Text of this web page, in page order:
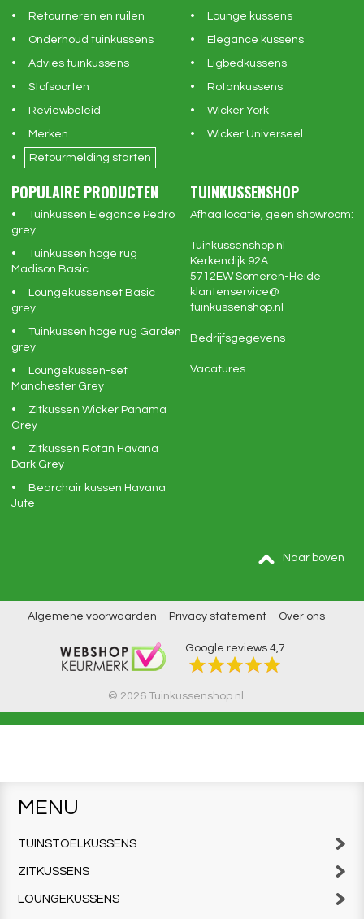
Retourneren en ruilen
Onderhoud tuinkussens
Advies tuinkussens
Stofsoorten
Reviewbeleid
Merken
Retourmelding starten
Lounge kussens
Elegance kussens
Ligbedkussens
Rotankussens
Wicker York
Wicker Universeel
POPULAIRE PRODUCTEN
Tuinkussen Elegance Pedro
grey
Tuinkussen hoge rug
Madison Basic
Loungekussenset Basic
grey
Tuinkussen hoge rug Garden
grey
Loungekussen-set
Manchester Grey
Zitkussen Wicker Panama
Grey
Zitkussen Rotan Havana
Dark Grey
Bearchair kussen Havana
Jute
TUINKUSSENSHOP
Afhaallocatie, geen showroom:
Tuinkussenshop.nl
Kerkendijk 92A
5712EW Someren-Heide
klantenservice@
tuinkussenshop.nl
Bedrijfsgegevens
Vacatures
Naar boven
Algemene voorwaarden Privacy statement Over ons
Google reviews 4,7
© 2026 Tuinkussenshop.nl
MENU
TUINSTOELKUSSENS
ZITKUSSENS
LOUNGEKUSSENS